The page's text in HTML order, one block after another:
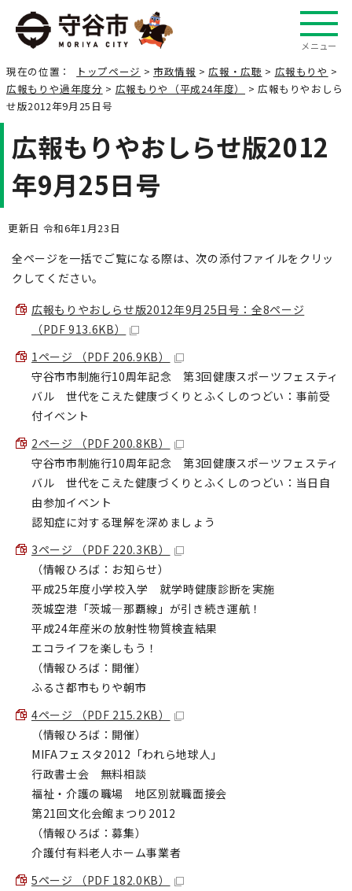
メニュー
現在の位置： トップページ > 市政情報 >広報・広聴 > 広報もりや >
広報もりや過年度分 > 広報もりや（平成24年度）
> 広報もりやおしら
せ版2012年9月25日号
広報もりやおしらせ版2012
年9月25日号
更新日 令和6年1月23日
全ページを一括でご覧になる際は、次の添付ファイルをクリッ
クしてください。
広報もりやおしらせ版2012年9月25日号：全8ページ
（PDF 913.6KB）
1ページ （PDF 206.9KB）
守谷市市制施行10周年記念 第3回健康スポーツフェスティ
バル 世代をこえた健康づくりとふくしのつどい：事前受
付イベント
2ページ （PDF 200.8KB）
守谷市市制施行10周年記念 第3回健康スポーツフェスティ
バル 世代をこえた健康づくりとふくしのつどい：当日自
由参加イベント
認知症に対する理解を深めましょう
3ページ （PDF 220.3KB）
（情報ひろば：お知らせ）
平成25年度小学校入学 就学時健康診断を実施
茨城空港「茨城―那覇線」が引き続き運航！
平成24年産米の放射性物質検査結果
エコライフを楽しもう！
（情報ひろば：開催）
ふるさ都市もりや朝市
4ページ （PDF 215.2KB）
（情報ひろば：開催）
MIFAフェスタ2012「われら地球人」
行政書士会 無料相談
福祉・介護の職場 地区別就職面接会
第21回文化会館まつり2012
（情報ひろば：募集）
介護付有料老人ホーム事業者
5ページ （PDF 182.0KB）